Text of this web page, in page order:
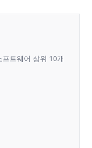
트웨어 상위 10개